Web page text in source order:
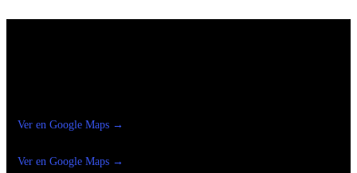
Ver en Google Maps →
Ver en Google Maps →